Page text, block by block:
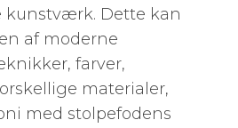
kunstværk. Dette kan
af moderne
farver,
materialer,
med stolpefodens